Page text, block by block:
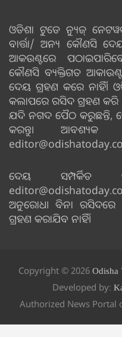
ଓଡିଶା ଟୁଡେ ନ୍ୟୁଜ୍
ବାର୍ତ୍ତା/ ଅନ୍ୟ କୌଣସି
ଆକଉଣ୍ଟରେ
କୌଣସି ବ୍ୟକ୍ତିଗତ
ଦେୟ ଗ୍ରହଣ କରେ ନାହିଁ।
କଲାପରେ ରସିଦ ଗ୍ରହଣ କରି
ଯଦି ନଗଦ ପୈଠ କରୁଛନ୍ତି,
କରନ୍ତୁ।
ଦେୟ
ଅନୁରୋଧ। ବିନା
ଗ୍ରହଣ କରାଯିବ ନାହିଁ।
Copyright © 2026
Developed by:
Authorized News Portal